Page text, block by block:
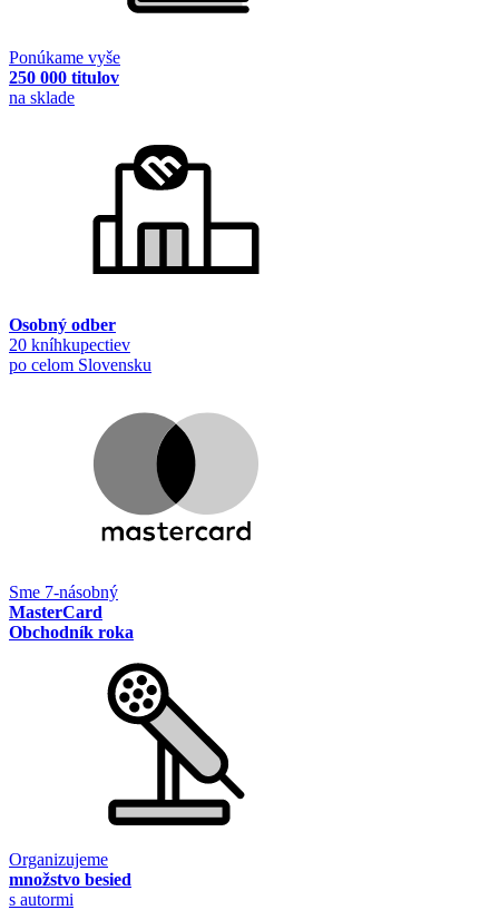
Ponúkame vyše
250 000 titulov
na sklade
Osobný odber
20 kníhkupectiev
po celom Slovensku
Sme 7-násobný
MasterCard
Obchodník roka
Organizujeme
množstvo besied
s autormi